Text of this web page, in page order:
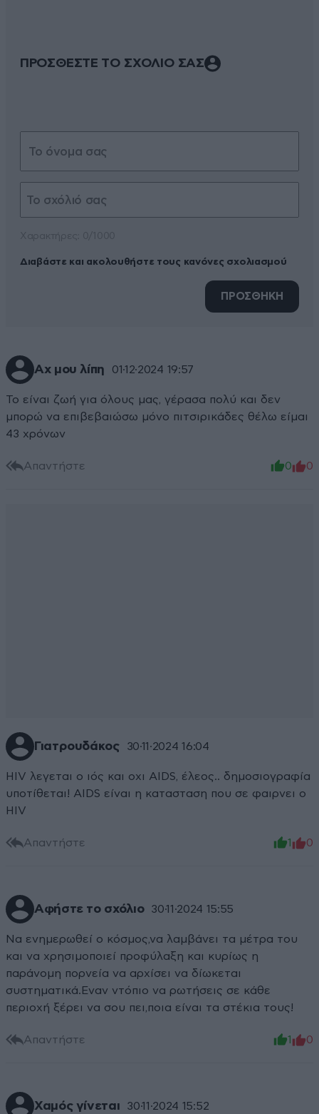
ΠΡΟΣΘΕΣΤΕ ΤΟ ΣΧΟΛΙΟ ΣΑΣ
Διαβάστε και ακολουθήστε τους κανόνες σχολιασμού
ΠΡΟΣΘΗΚΗ
Αχ μου λίπη 01·12·2024 19:57
Το είναι ζωή για όλους μας, γέρασα πολύ και δεν
μπορώ να επιβεβαιώσω μόνο πιτσιρικάδες θέλω είμαι
43 χρόνων
Απαντήστε 0 0
Γιατρουδάκος 30·11·2024 16:04
HIV λεγεται ο ιός και οχι AIDS, έλεος.. δημοσιογραφία
υποτίθεται! AIDS είναι η κατασταση που σε φαιρνει o
HIV
Απαντήστε 1 0
Αφήστε το σχόλιο 30·11·2024 15:55
Να ενημερωθεί ο κόσμος,να λαμβάνει τα μέτρα του
και να χρησιμοποιεί προφύλαξη και κυρίως η
παράνομη πορνεία να αρχίσει να δίωκεται
συστηματικά.Εναν ντόπιο να ρωτήσεις σε κάθε
περιοχή ξέρει να σου πει,ποια είναι τα στέκια τους!
Απαντήστε 1 0
Χαμός γίνεται 30·11·2024 15:52